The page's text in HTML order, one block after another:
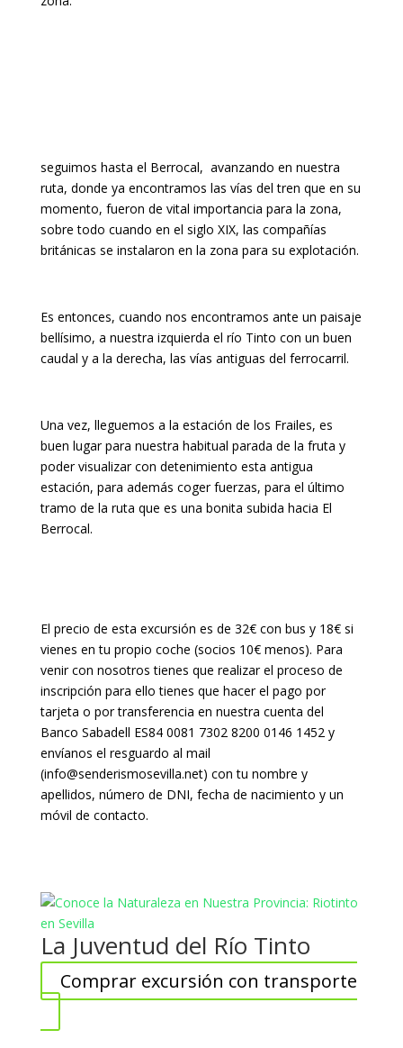
seguimos hasta el Berrocal, avanzando en nuestra
ruta, donde ya encontramos las vías del tren que en su
momento, fueron de vital importancia para la zona,
sobre todo cuando en el siglo XIX, las compañías
británicas se instalaron en la zona para su explotación.
Es entonces, cuando nos encontramos ante un paisaje
bellísimo, a nuestra izquierda el río Tinto con un buen
caudal y a la derecha, las vías antiguas del ferrocarril.
Una vez, lleguemos a la estación de los Frailes, es
buen lugar para nuestra habitual parada de la fruta y
poder visualizar con detenimiento esta antigua
estación, para además coger fuerzas, para el último
tramo de la ruta que es una bonita subida hacia El
Berrocal.
El precio de esta excursión es de 32€ con bus y 18€ si
vienes en tu propio coche (socios 10€ menos). Para
venir con nosotros tienes que realizar el proceso de
inscripción para ello tienes que hacer el pago por
tarjeta o por transferencia en nuestra cuenta del
Banco Sabadell ES84 0081 7302 8200 0146 1452 y
envíanos el resguardo al mail
(info@senderismosevilla.net) con tu nombre y
apellidos, número de DNI, fecha de nacimiento y un
móvil de contacto.
La Juventud del Río Tinto
Comprar excursión con transporte